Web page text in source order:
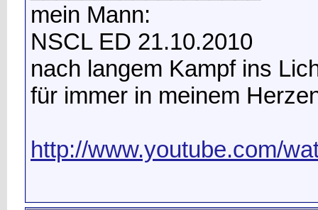
mein Mann:
NSCL ED 21.10.2010
nach langem Kampf ins
für immer in meinem
http://www.youtube.com/